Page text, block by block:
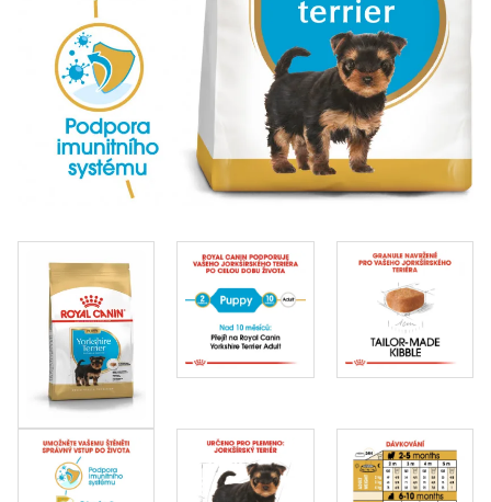
info@veterix.cz
E-shop Veterix
777 319 517 (Po–Pá, 8–15h)
eshop@veterix.cz